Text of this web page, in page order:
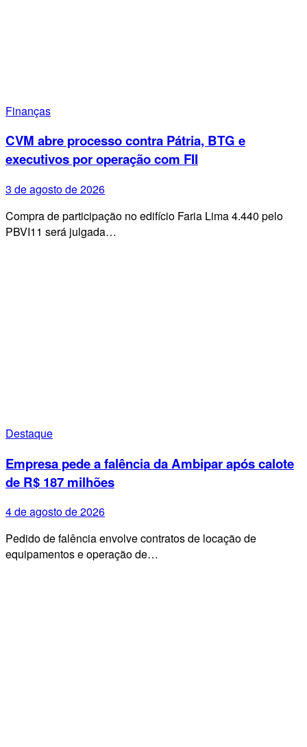
Finanças
CVM abre processo contra Pátria, BTG e
executivos por operação com FII
3 de agosto de 2026
Compra de participação no edifício Faria Lima 4.440 pelo
PBVI11 será julgada…
Destaque
Empresa pede a falência da Ambipar após calote
de R$ 187 milhões
4 de agosto de 2026
Pedido de falência envolve contratos de locação de
equipamentos e operação de…